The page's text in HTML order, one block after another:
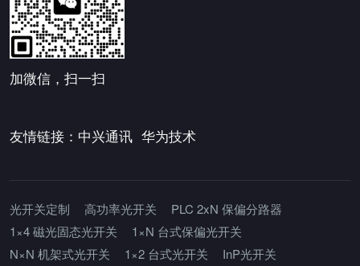
加微信，扫一扫
友情链接： 中兴通讯 华为技术
光开关定制 高功率光开关
PLC 2xN 保偏分路器
1×4 磁光固态光开关
1×N 台式保偏光开关
N×N 机架式光开关
1×2 台式光开关
InP光开关